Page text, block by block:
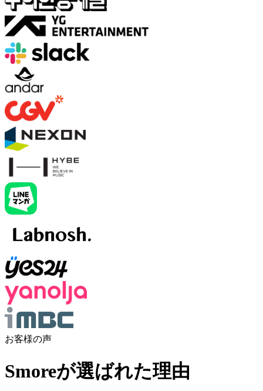
お客様の声
Smoreが選ばれた理由